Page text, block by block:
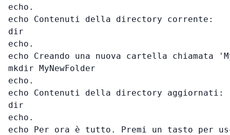
echo.
echo Contenuti della directory corrente:
dir
echo.
echo Creando una nuova cartella chiamata
mkdir MyNewFolder
echo.
echo Contenuti della directory aggiornati:
dir
echo.
echo Per ora è tutto. Premi un tasto per